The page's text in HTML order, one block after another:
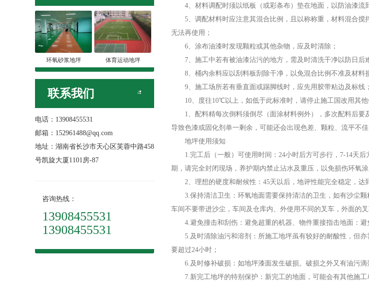
环氧砂浆地坪 体育运动地坪
联系我们
电话：13908455531
邮箱：152961488@qq.com
地址：湖南省长沙市天心区芙蓉中路458
号凯旋大厦1101房-87
咨询热线：
13908455531
13908455531
4、材料调配时须以纸板（或彩条布）垫在地面，以防油漆流
5、调配材料时应注意其混合比例，且以称称重，材料混合搅
无法再使用；
6、涂布油漆时发现颗粒或其他杂物，应及时清除；
7、施工中若有被油漆沾污的地方，需及时清洗干净以防日后
8、桶内余料应以刮料板刮除干净，以免混合比例不准及材料
9、施工场所若有垂直面或踢脚线时，应先用胶带粘边及标线；
10、度往10℃以上，如低于此标准时，请停止施工国改用其他
1、配料精每次倒料须倒尽（面涂材料例外），多次配料后要
导致色漆或固化剂单一剩余，可能还会出现色差、颗粒、流平不
地坪使用须知
1.完工后（一般）可使用时间：24小时后方可步行，7-14天后
期，请完全封闭现场，养护期内禁止沾水及重压，以免损伤环氧涂
2、理想的硬度和耐候性：45天以后，地评性能完全稳定，达
3.保持清洁卫生：环氧地面需要保持清洁的卫生，如有沙尘颗
车间不要带进沙尘，车间及仓库内、外使用不同的叉车，外面的
4.避免撞击和刮伤：避免超重的机器、物件重接指击地面：避
5.及时清除油污和溶剂：所施工地坪虽有较好的耐酸性，但亦
要超过24小时；
6.及时修补破损：如地坪漆面发生破损。破损之外又有油污滴
7.新完工地坪的特别保护：新完工的地面，可能会有其他施工